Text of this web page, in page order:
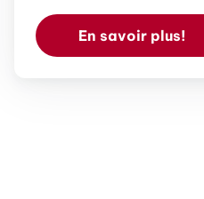
En savoir plus!